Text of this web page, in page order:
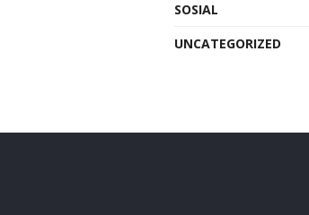
SOSIAL
UNCATEGORIZED